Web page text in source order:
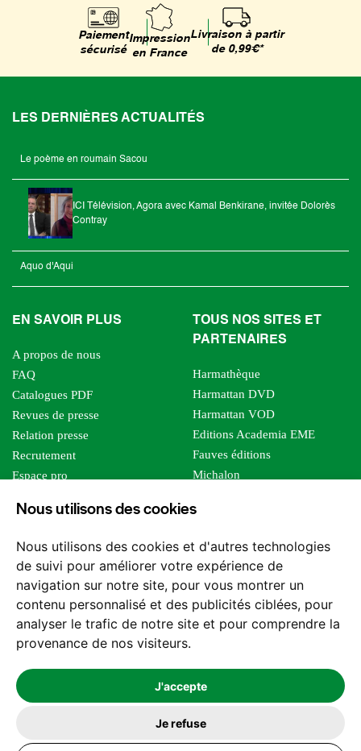
Nous utilisons des cookies
Nous utilisons des cookies et d'autres technologies
de suivi pour améliorer votre expérience de
navigation sur notre site, pour vous montrer un
contenu personnalisé et des publicités ciblées, pour
analyser le trafic de notre site et pour comprendre la
provenance de nos visiteurs.
J'accepte
Je refuse
Paiement
sécurisé
Impression
en France
Livraison à partir
de 0,99€*
LES DERNIÈRES ACTUALITÉS
Le poème en roumain Sacou
ICI Télévision, Agora avec Kamal Benkirane, invitée Dolorès
Contray
Aquo d'Aqui
EN SAVOIR PLUS
A propos de nous
FAQ
Catalogues PDF
Revues de presse
Relation presse
Recrutement
Espace pro
Foreign rights
TOUS NOS SITES ET
PARTENAIRES
Harmathèque
Harmattan DVD
Harmattan VOD
Editions Academia EME
Fauves éditions
Michalon
Editions Sutton
Les impliqués
Tous les éditeurs
Nos structures
Nous contacter
2026 -© Les Editions l'Harmattan. Tous droits réservés - Site réalisé par